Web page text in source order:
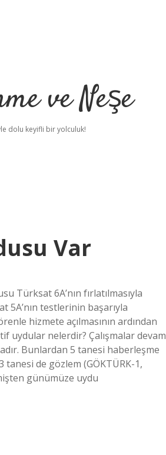
ve Neşe
dolu keyifli bir yolculuk!
Var
Türksat 6A’nın fırlatılmasıyla
5A’nın testlerinin başarıyla
hizmete açılmasının ardından
uydular nelerdir? Çalışmalar devam
Bunlardan 5 tanesi haberleşme
tanesi de gözlem (GÖKTÜRK-1,
günümüze uydu